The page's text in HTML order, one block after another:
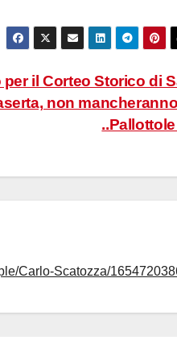
il Corteo Storico di
non
..Pallottole
Carlo-Scatozza/